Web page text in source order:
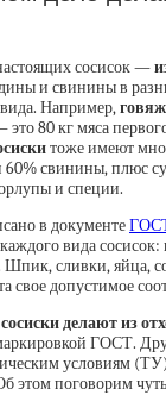
сосисок —
и свинины в
вида. Например,
80 кг мяса
тоже имеют
свинины, плюс
и специи.
в документе
вида
Шпик, сливки, яйца,
свое допустимое
сосиски делают из
ГОСТ.
условиям
этом поговорим